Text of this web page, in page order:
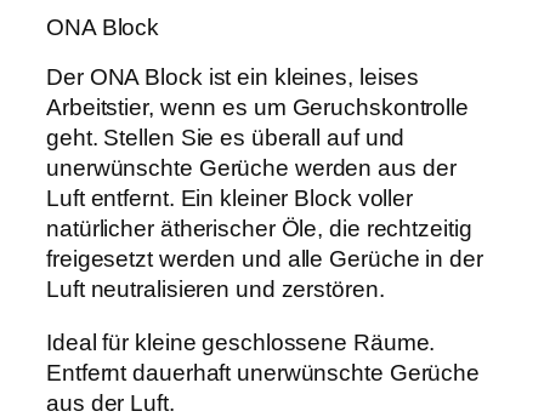
4
,
0
0
€
€
.
g
e
n
g
e
ONA Block
Der ONA Block ist ein kleines, leises
Arbeitstier, wenn es um Geruchskontrolle
geht. Stellen Sie es überall auf und
unerwünschte Gerüche werden aus der
Luft entfernt. Ein kleiner Block voller
natürlicher ätherischer Öle, die rechtzeitig
freigesetzt werden und alle Gerüche in der
Luft neutralisieren und zerstören.
Ideal für kleine geschlossene Räume.
Entfernt dauerhaft unerwünschte Gerüche
aus der Luft.